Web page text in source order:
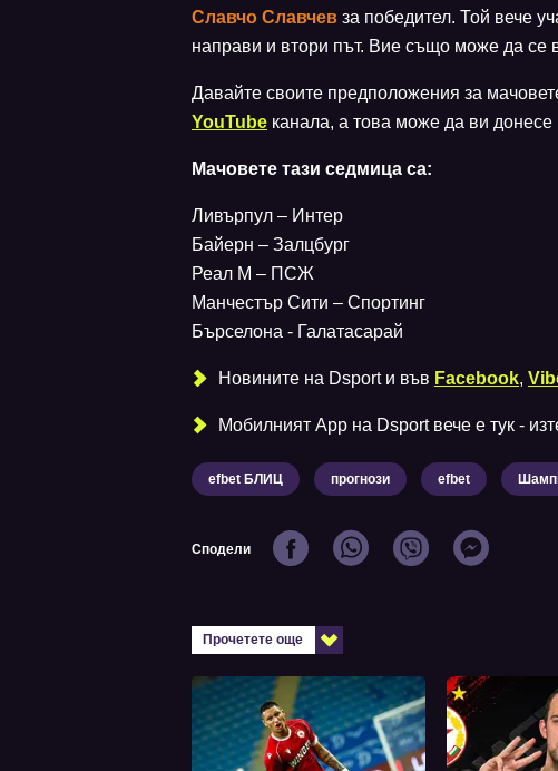
Славчо Славчев за победител. Той вече
направи и втори път. Вие също може да се
Давайте своите предположения за
YouTube канала, а това може да ви донесе
Мачовете тази седмица са:
Ливърпул – Интер
Байерн – Залцбург
Реал М – ПСЖ
Манчестър Сити – Спортинг
Бърселона - Галатасарай
Новините на Dsport и във Facebook,
Мобилният Аpp на Dsport вече е тук -
efbet БЛИЦ прогнози efbet
Сподели
Прочетете още